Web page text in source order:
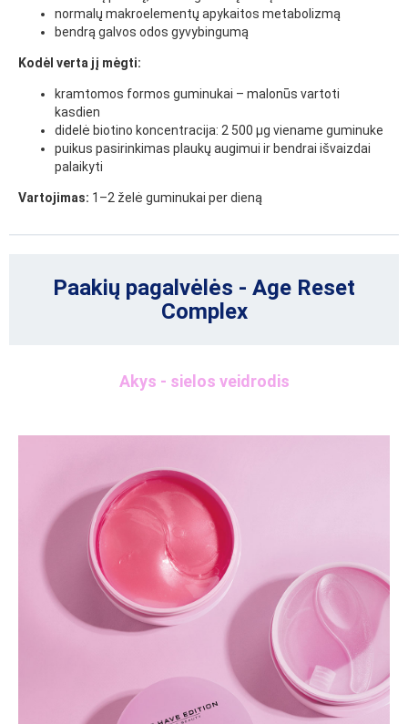
normalų makroelementų apykaitos metabolizmą
bendrą galvos odos gyvybingumą
Kodėl verta jį mėgti:
kramtomos formos guminukai – malonūs vartoti
kasdien
didelė biotino koncentracija: 2 500 μg viename guminuke
puikus pasirinkimas plaukų augimui ir bendrai išvaizdai
palaikyti
Vartojimas: 1–2 želė guminukai per dieną
Paakių pagalvėlės - Age Reset
Complex
Akys - sielos veidrodis